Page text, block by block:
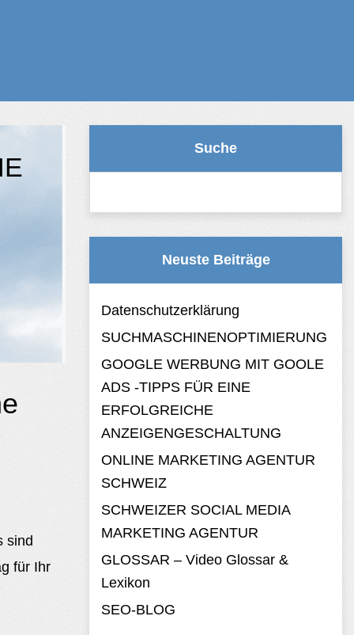
sind
für Ihr
Suche
Neuste Beiträge
Datenschutzerklärung
SUCHMASCHINENOPTIMIERUNG
GOOGLE WERBUNG MIT GOOLE
ADS -TIPPS FÜR EINE
ERFOLGREICHE
ANZEIGENGESCHALTUNG
ONLINE MARKETING AGENTUR
SCHWEIZ
SCHWEIZER SOCIAL MEDIA
MARKETING AGENTUR
GLOSSAR – Video Glossar &
Lexikon
SEO-BLOG